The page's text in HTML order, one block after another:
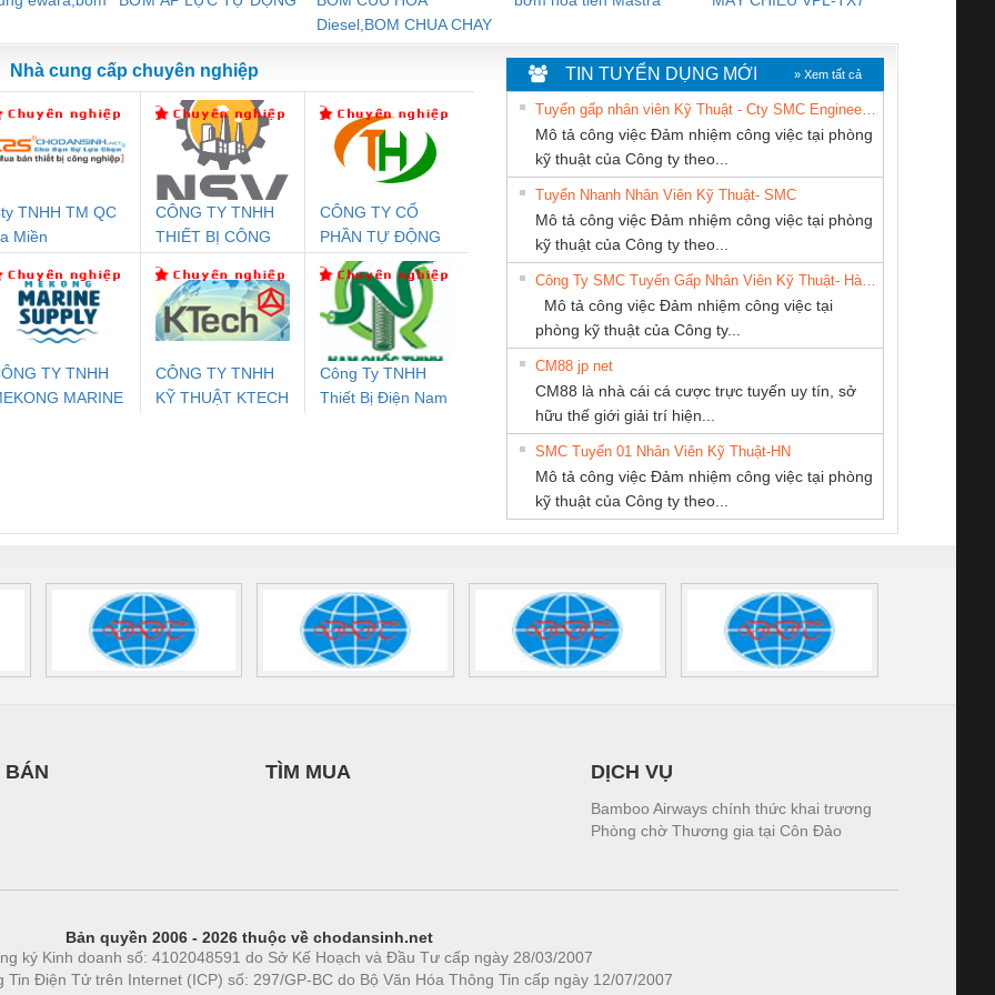
Diesel,BOM CHUA CHAY
An Toàn
Contact
1NO-
24DC-SP -
Rơ Le An Toàn
Phoenix Contact
PSR-SCP-
24UC/ESL4/3X1/1X2/B
- 2981059
Điện AC
Mô-đun Ắc Quy UPS
Bộ Lặp Tín Hiệu
PROFIBUS Phoenix
Contact PSI-REP-
PROFIBUS/12MB -
2708863
Rơ Le An Toàn
Phoenix Contact
2986960 – PSR-
SCP-
24DC/FSP/2X1/1X2
Rơ Le An Toàn
Bộ giám sát chuỗi
tấm pin
TRANSCLINIC 16I+
1K5 H (2502520000)
Bộ giám sát chuỗi
tấm pin
TRANSCLINIC 16I+
1K5 L (2433950000)
Bộ giám sát dòng
TRANSCLINIC 16I+
(2008130000)
Bộ chỉnh lưu nguồn
điện TRANSCLINIC
BKE 1K5.4
(7791400879)2. Giá
Nẹp nhôm chống
trơn Đà Nẵng
Nhà cung cấp chuyên nghiệp
TNHH TM QC
Miền
CÔNG TY TNHH
THIẾT BỊ CÔNG
SETSUBI VIỆT
NAM
CÔNG TY CỔ
PHẦN TỰ ĐỘNG
TIẾN HƯNG
TY TNHH
MARINE
CÔNG TY TNHH
KỸ THUẬT KTECH
Công Ty TNHH
Thiết Bị Điện Nam
CÔNG TY TNHH
THƯƠNG MẠI
THIÊN ÂN VIỆT
NAM
CÔNG TY CP TỰ
ĐỘNG TIẾN
HƯNG
Công ty TNHH
Ba Miền
CÔNG TY TNHH
THƯƠNG MẠI
DỊCH VỤ KỸ
THUẬT ĐIỆN CƠ
GIA HƯNG PHÁT
PHẦN DÂY VÀ
CÁP ĐIỆN
THƯỢNG ĐÌNH
company LTD
TIN TUYỂN DỤNG MỚI » Xem tất cả
Mô tả công việc Đảm nhiệm công việc tại phòng
kỹ thuật của Công ty theo...
Tuyển Nhanh Nhân Viên Kỹ Thuật- SMC
Mô tả công việc Đảm nhiệm công việc tại phòng
kỹ thuật của Công ty theo...
Mô tả công việc Đảm nhiệm công việc tại
phòng kỹ thuật của Công ty...
CM88 jp net
CM88 là nhà cái cá cược trực tuyến uy tín, sở
hữu thế giới giải trí hiện...
SMC Tuyển 01 Nhân Viên Kỹ Thuật-HN
Mô tả công việc Đảm nhiệm công việc tại phòng
kỹ thuật của Công ty theo...
BÁN TÌM MUA DỊCH VỤ
Bamboo Airways chính thức khai trương
Phòng chờ Thương gia tại Côn Đảo
Bản quyền 2006 - 2026 thuộc về chodansinh.net
ký Kinh doanh số: 4102048591 do Sở Kế Hoạch và Đầu Tư cấp ngày 28/03/2007
Tin Điện Tử trên Internet (ICP) số: 297/GP-BC do Bộ Văn Hóa Thông Tin cấp ngày 12/07/2007